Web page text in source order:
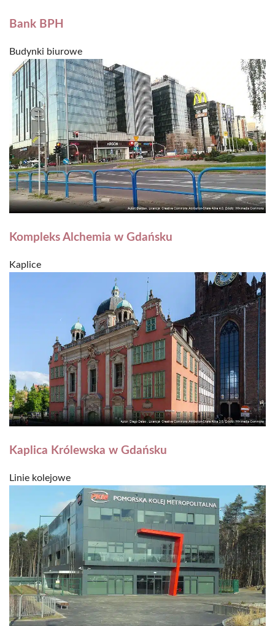
Bank BPH
Budynki biurowe
Kompleks Alchemia w Gdańsku
Kaplice
Kaplica Królewska w Gdańsku
Linie kolejowe